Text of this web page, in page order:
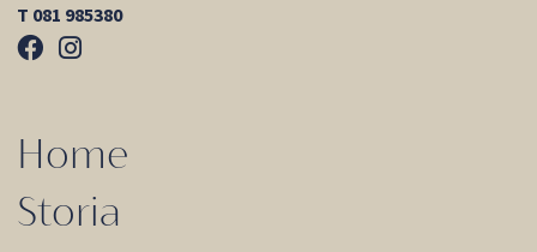
T 081 985380
Home
Storia